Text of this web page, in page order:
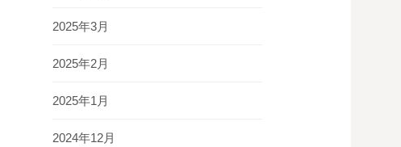
2025年3月
2025年2月
2025年1月
2024年12月